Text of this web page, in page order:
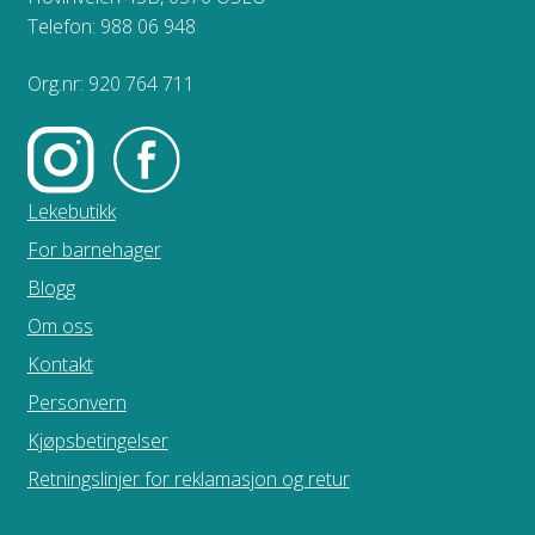
Telefon: 988 06 948
Org.nr: 920 764 711
Lekebutikk
For barnehager
Blogg
Om oss
Kontakt
Personvern
Kjøpsbetingelser
Retningslinjer for reklamasjon og retur